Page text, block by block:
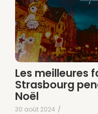
Les meilleures
Strasbourg
Noël
30 août 2024 /